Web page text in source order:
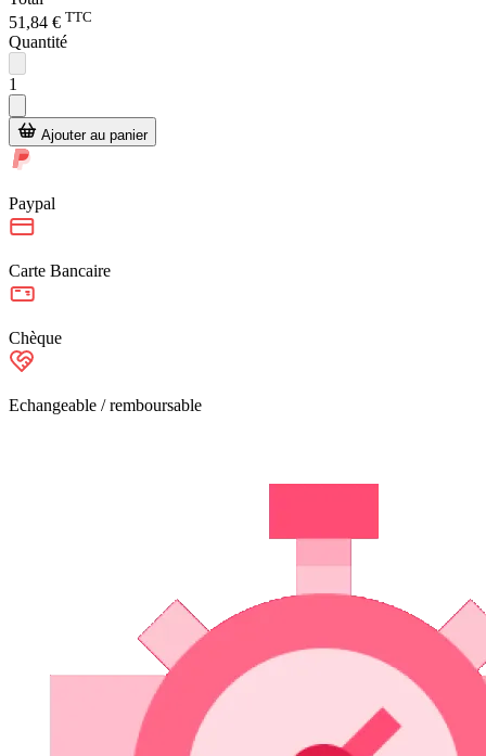
51,84 € TTC
Quantité
1
Ajouter au panier
Paypal
Carte Bancaire
Chèque
Echangeable / remboursable